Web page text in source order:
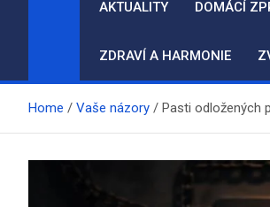
AKTUALITY DOMÁCÍ
ZDRAVÍ A HARMONIE
Home Vaše názory Pasti odložených